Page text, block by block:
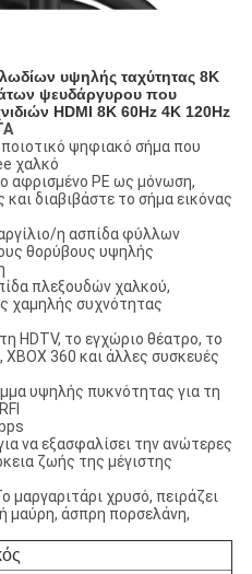
υψηλής ταχύτητας 8K
ψευδάργυρου που
HDMI 8K 60Hz 4K 120Hz
ψηφιακό σήμα που
χαλκό
αφρισμένο PE ως μόνωση,
διαβιβάστε το σήμα εικόνας
η ασπίδα φύλλων
θορύβους υψηλής
πλεξουδών χαλκού,
χαμηλής συχνότητας
HDTV, το εγχώριο θέατρο, το
360 και άλλες συσκευές
υψηλής πυκνότητας για τη
να εξασφαλίσει την ανώτερες
ζωής της μέγιστης
μαργαριτάρι χρυσό, πειράζει
μαύρη, άσπρη πορσελάνη,